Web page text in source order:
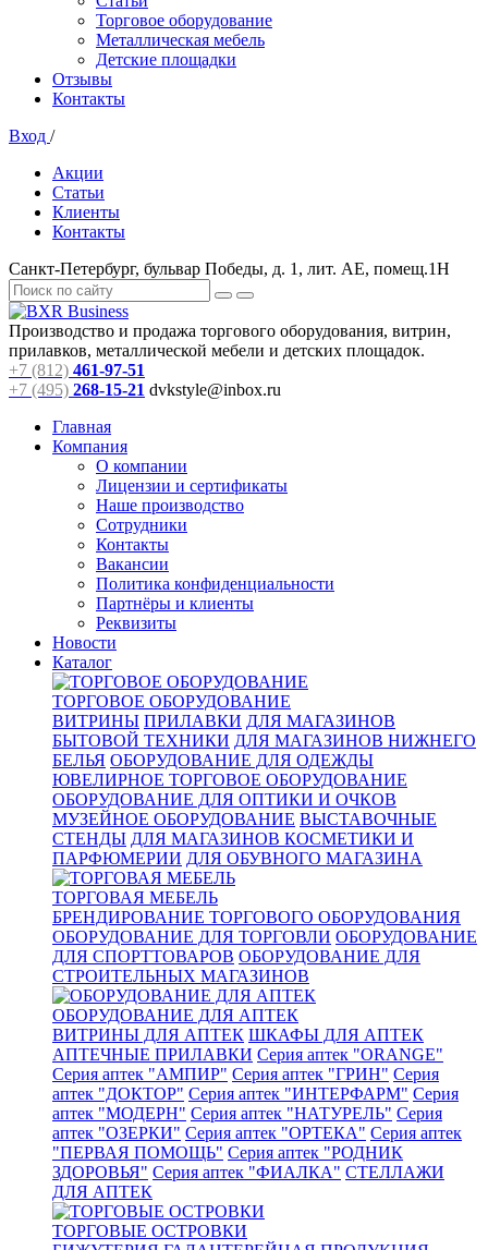
Торговое оборудование
Металлическая мебель
Детские площадки
Отзывы
Контакты
Вход /
Акции
Статьи
Клиенты
Контакты
Санкт-Петербург, бульвар Победы, д. 1, лит. АЕ, помещ.1Н
Производство и продажа торгового оборудования, витрин,
прилавков, металлической мебели и детских площадок.
+7 (812) 461-97-51
+7 (495) 268-15-21 dvkstyle@inbox.ru
Главная
Компания
О компании
Лицензии и сертификаты
Наше производство
Сотрудники
Контакты
Вакансии
Политика конфиденциальности
Партнёры и клиенты
Реквизиты
Новости
Каталог
ТОРГОВОЕ ОБОРУДОВАНИЕ
ВИТРИНЫ ПРИЛАВКИ ДЛЯ МАГАЗИНОВ
БЫТОВОЙ ТЕХНИКИ ДЛЯ МАГАЗИНОВ НИЖНЕГО
БЕЛЬЯ ОБОРУДОВАНИЕ ДЛЯ ОДЕЖДЫ
ЮВЕЛИРНОЕ ТОРГОВОЕ ОБОРУДОВАНИЕ
ОБОРУДОВАНИЕ ДЛЯ ОПТИКИ И ОЧКОВ
МУЗЕЙНОЕ ОБОРУДОВАНИЕ ВЫСТАВОЧНЫЕ
СТЕНДЫ ДЛЯ МАГАЗИНОВ КОСМЕТИКИ И
ПАРФЮМЕРИИ ДЛЯ ОБУВНОГО МАГАЗИНА
ТОРГОВАЯ МЕБЕЛЬ
БРЕНДИРОВАНИЕ ТОРГОВОГО ОБОРУДОВАНИЯ
ОБОРУДОВАНИЕ ДЛЯ ТОРГОВЛИ ОБОРУДОВАНИЕ
ДЛЯ СПОРТТОВАРОВ ОБОРУДОВАНИЕ ДЛЯ
СТРОИТЕЛЬНЫХ МАГАЗИНОВ
ОБОРУДОВАНИЕ ДЛЯ АПТЕК
ВИТРИНЫ ДЛЯ АПТЕК ШКАФЫ ДЛЯ АПТЕК
АПТЕЧНЫЕ ПРИЛАВКИ Серия аптек "ORANGE"
Серия аптек "АМПИР" Серия аптек "ГРИН" Серия
аптек "ДОКТОР" Серия аптек "ИНТЕРФАРМ" Серия
аптек "МОДЕРН" Серия аптек "НАТУРЕЛЬ" Серия
аптек "ОЗЕРКИ" Серия аптек "ОРТЕКА" Серия аптек
"ПЕРВАЯ ПОМОЩЬ" Серия аптек "РОДНИК
ЗДОРОВЬЯ" Серия аптек "ФИАЛКА" СТЕЛЛАЖИ
ДЛЯ АПТЕК
ТОРГОВЫЕ ОСТРОВКИ